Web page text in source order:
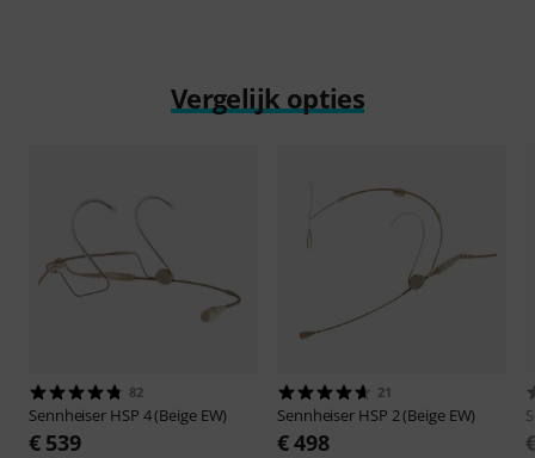
Vergelijk opties
82
Sennheiser HSP 4 (Beige EW)
€ 539
21
Sennheiser HSP 2 (Beige EW)
€ 498